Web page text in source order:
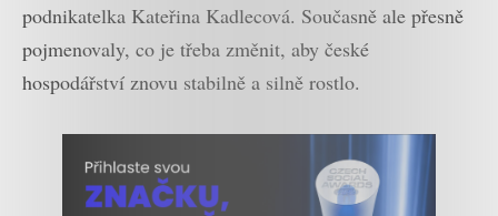
podnikatelka Kateřina Kadlecová. Současně ale přesně
pojmenovaly, co je třeba změnit, aby české
hospodářství znovu stabilně a silně rostlo.